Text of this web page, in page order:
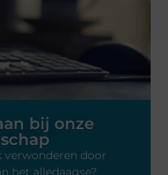
Ze
"Wat een
bij onze
verwonderen door
het alledaagse?